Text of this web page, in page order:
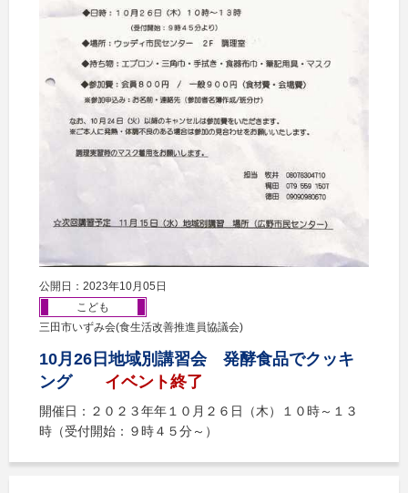
公開日：2023年10月05日
こども
三田市いずみ会(食生活改善推進員協議会)
10月26日地域別講習会 発酵食品でクッキ
ング
イベント終了
開催日：２０２３年年１０月２６日（木）１０時～１３
時（受付開始：９時４５分～）